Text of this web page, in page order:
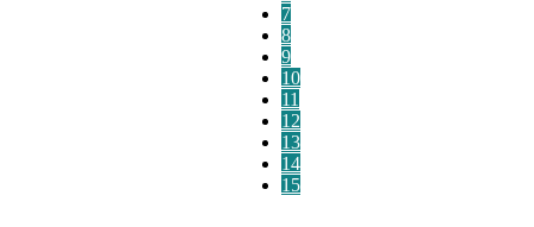
7
8
9
10
11
12
13
14
15